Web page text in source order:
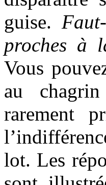
guise.
proches à
Vous
au
rarement
lot. Les